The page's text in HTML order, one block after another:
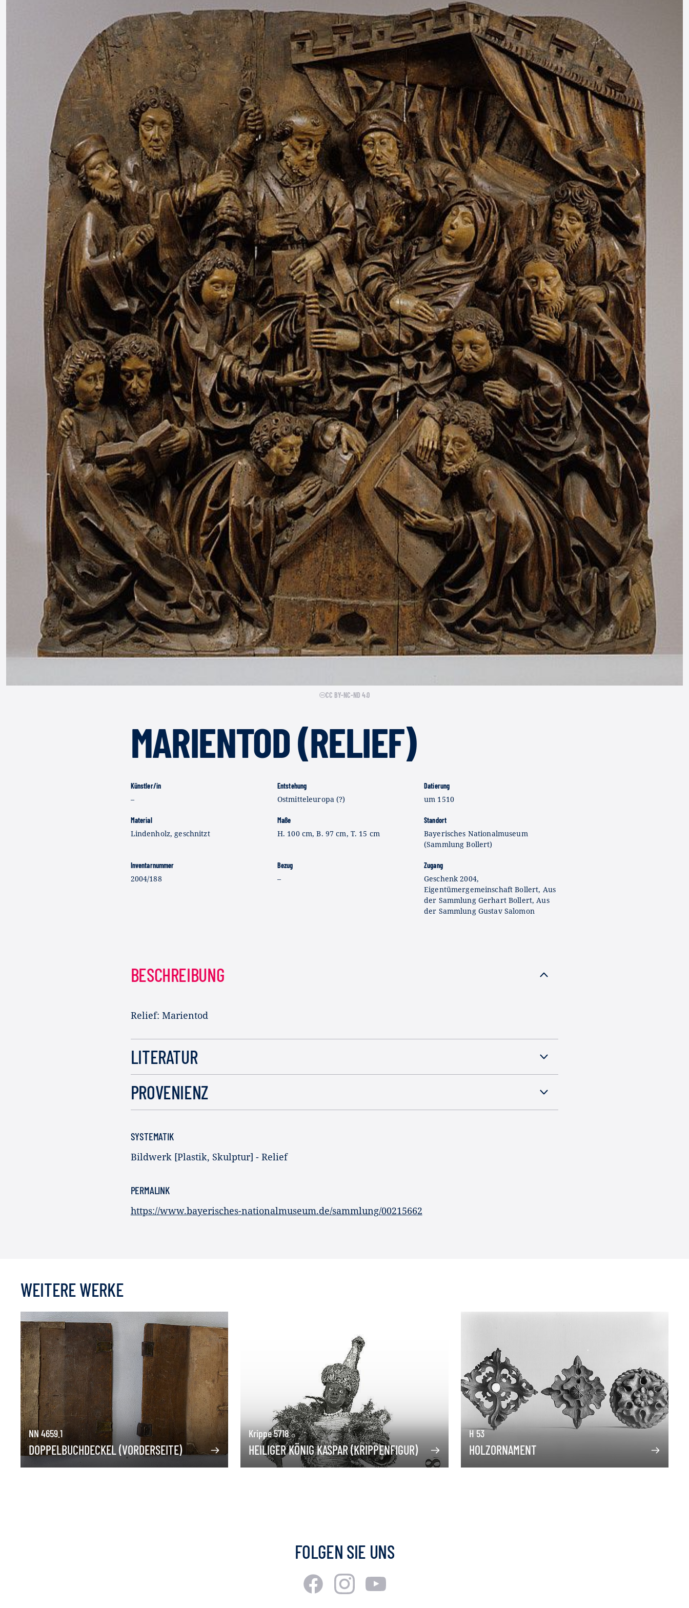
CC BY-NC-ND 4.0
MARIENTOD (RELIEF)
Künstler/in
–
Entstehung
Ostmitteleuropa (?)
Datierung
um 1510
Material
Lindenholz, geschnitzt
Maße
H. 100 cm, B. 97 cm, T. 15 cm
Standort
Bayerisches Nationalmuseum
(Sammlung Bollert)
Inventarnummer
2004/188
Bezug
–
Zugang
Geschenk 2004,
Eigentümergemeinschaft Bollert, Aus
der Sammlung Gerhart Bollert, Aus
der Sammlung Gustav Salomon
BESCHREIBUNG
Relief: Marientod
LITERATUR
PROVENIENZ
SYSTEMATIK
Bildwerk [Plastik, Skulptur] - Relief
PERMALINK
https://www.bayerisches-nationalmuseum.de/sammlung/00215662
WEITERE WERKE
NN 4659.1
DOPPELBUCHDECKEL (VORDERSEITE)
Krippe 5718
HEILIGER KÖNIG KASPAR (KRIPPENFIGUR)
H 53
HOLZORNAMENT
FOLGEN SIE UNS